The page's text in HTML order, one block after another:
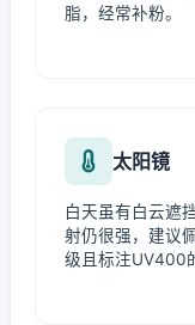
脂，经常补粉。
太阳镜
白天虽有白云遮
射仍很强，建议
级且标注UV400